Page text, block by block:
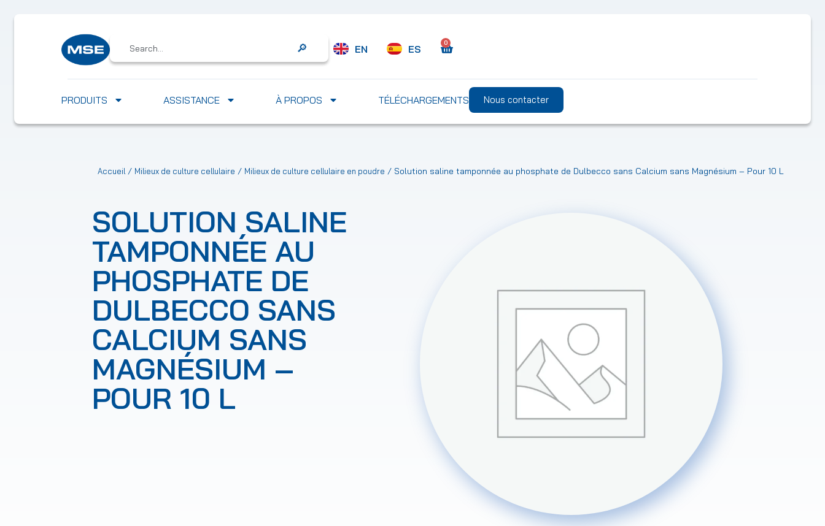
Search EN ES
0
PRODUITS ASSISTANCE À PROPOS TÉLÉCHARGEMENTS Nous contacter
Accueil / Milieux de culture cellulaire / Milieux de culture cellulaire en poudre / Solution saline tamponnée au phosphate de Dulbecco sans Calcium sans Magnésium – Pour 10 L
SOLUTION SALINE
TAMPONNÉE AU
PHOSPHATE DE
DULBECCO SANS
CALCIUM SANS
MAGNÉSIUM –
POUR 10 L